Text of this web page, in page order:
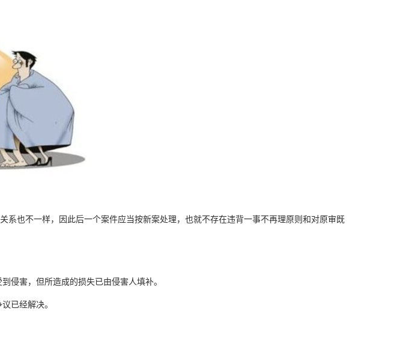
系也不一样，因此后一个案件应当按新案处理，也就不存在违背一事不再理原则和对原审既
侵害，但所造成的损失已由侵害人填补。
已经解决。